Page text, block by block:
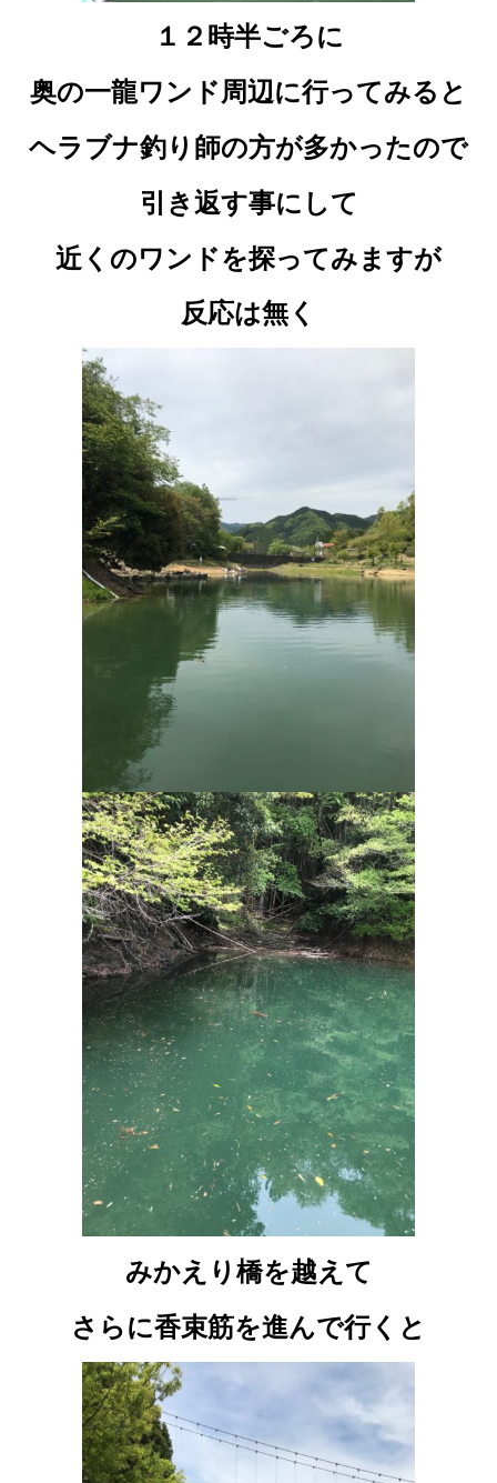
１２時半ごろに
奥の一龍ワンド周辺に行ってみると
ヘラブナ釣り師の方が多かったので
引き返す事にして
近くのワンドを探ってみますが
反応は無く
みかえり橋を越えて
さらに香束筋を進んで行くと